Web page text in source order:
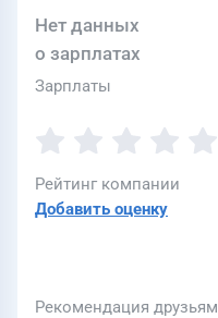
Нет данных
о зарплатах
Зарплаты
Рейтинг компании
Добавить оценку
Рекомендация друзьям